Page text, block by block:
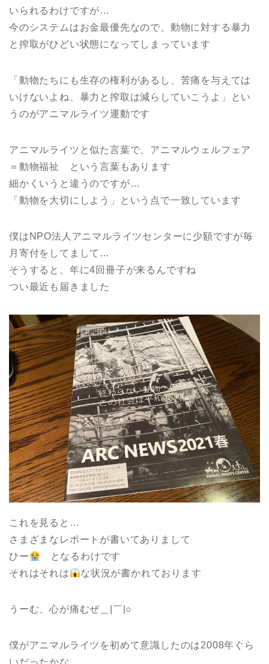
いられるわけですが…
今のシステムはお金最優先なので、動物に対する暴力
と搾取がひどい状態になってしまっています
「動物たちにも生存の権利があるし、苦痛を与えては
いけないよね、暴力と搾取は減らしていこうよ」とい
うのがアニマルライツ運動です
アニマルライツと似た言葉で、アニマルウェルフェア
＝動物福祉 という言葉もあります
細かくいうと違うのですが…
「動物を大切にしよう」という点で一致しています
僕はNPO法人アニマルライツセンターに少額ですが毎
月寄付をしてまして…
そうすると、年に4回冊子が来るんですね
つい最近も届きました
これを見ると…
さまざまなレポートが書いてありまして
ひー
となるわけです
それはそれは
な状況が書かれております
うーむ、心が痛むぜ＿|￣|○
僕がアニマルライツを初めて意識したのは2008年ぐら